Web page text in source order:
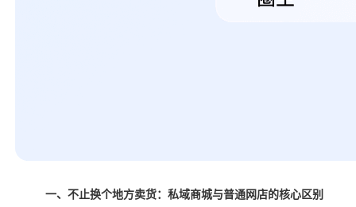
一、不止换个地方卖货：私域商城与普通网店的核心区别